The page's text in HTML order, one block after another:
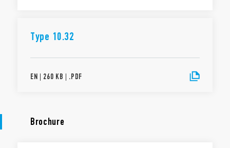
Type 10.32
EN | 260 KB | .PDF
Brochure